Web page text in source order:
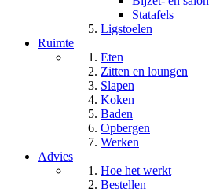
Statafels
Ligstoelen
Ruimte
Eten
Zitten en loungen
Slapen
Koken
Baden
Opbergen
Werken
Advies
Hoe het werkt
Bestellen